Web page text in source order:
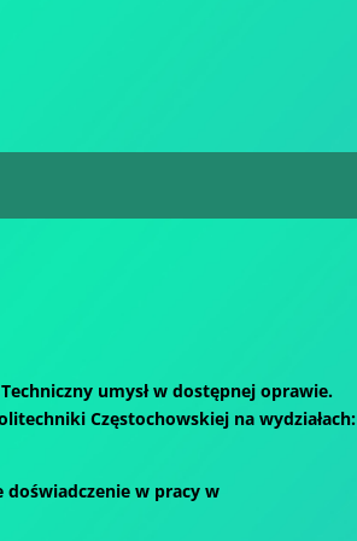
umysł w dostępnej oprawie.
Częstochowskiej na wydziałach:
w pracy w